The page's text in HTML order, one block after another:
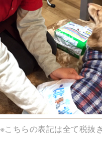
※こちらの表記は全て税抜